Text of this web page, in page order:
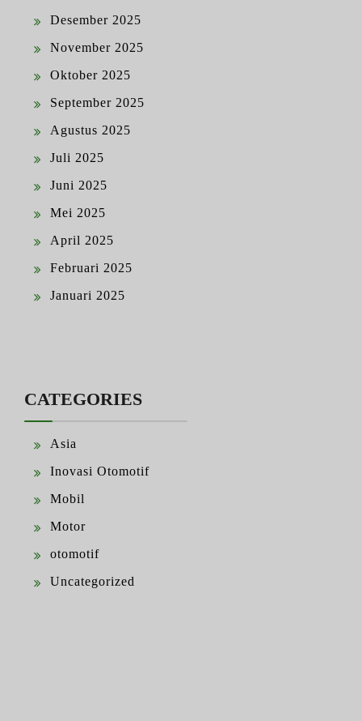
Desember 2025
November 2025
Oktober 2025
September 2025
Agustus 2025
Juli 2025
Juni 2025
Mei 2025
April 2025
Februari 2025
Januari 2025
CATEGORIES
Asia
Inovasi Otomotif
Mobil
Motor
otomotif
Uncategorized